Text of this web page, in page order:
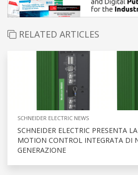
RELATED ARTICLES
SCHNEIDER ELECTRIC NEWS
SCHNEIDER ELECTRIC PRESENTA
MOTION CONTROL INTEGRATA DI
GENERAZIONE